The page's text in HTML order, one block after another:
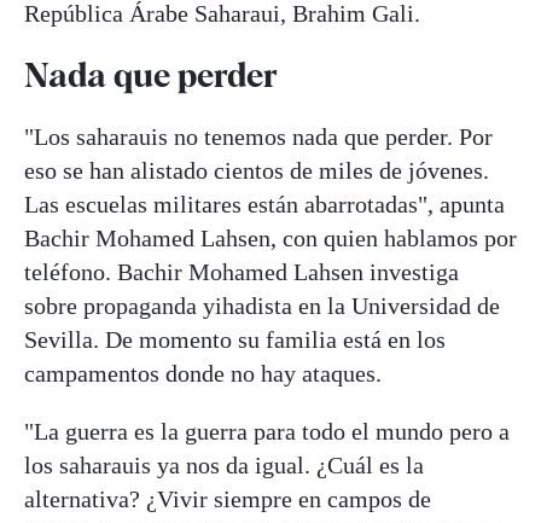
República Árabe Saharaui, Brahim Gali.
Nada que perder
"Los saharauis no tenemos nada que perder. Por
eso se han alistado cientos de miles de jóvenes.
Las escuelas militares están abarrotadas", apunta
Bachir Mohamed Lahsen, con quien hablamos por
teléfono. Bachir Mohamed Lahsen investiga
sobre propaganda yihadista en la Universidad de
Sevilla. De momento su familia está en los
campamentos donde no hay ataques.
"La guerra es la guerra para todo el mundo pero a
los saharauis ya nos da igual. ¿Cuál es la
alternativa? ¿Vivir siempre en campos de